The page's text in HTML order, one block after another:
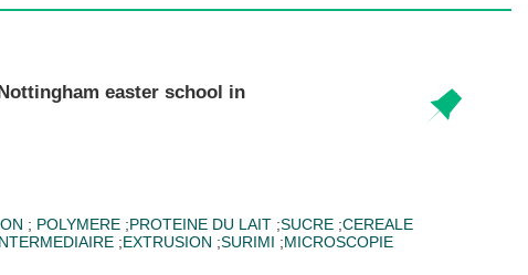
easter school in
; POLYMERE ;PROTEINE DU LAIT ;SUCRE ;CEREALE
;EXTRUSION ;SURIMI ;MICROSCOPIE